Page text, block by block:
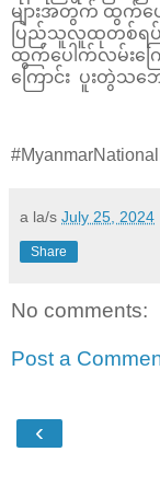
များအတွက် ထွက်ပ
ပြည်သူလူထုတစ်ရပ်
ထွက်ပေါက်လမ်းက
ကြောင်း ပူးတွဲသဘ
a la/s July 25, 2024
Share
No comments:
Post a
‹